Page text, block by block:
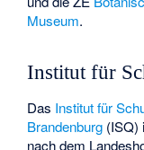
Museum.
Institut für
Das Institut für
Brandenburg (ISQ)
nach dem